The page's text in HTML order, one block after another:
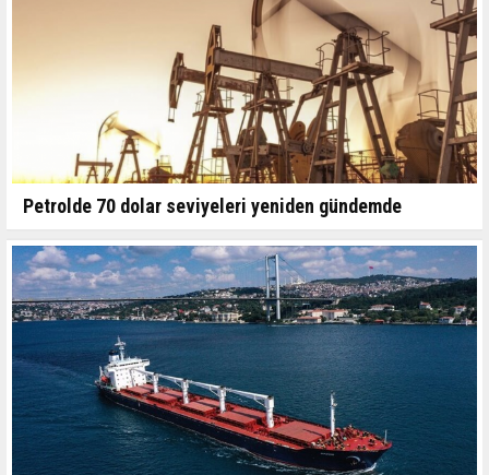
Petrolde 70 dolar seviyeleri yeniden gündemde